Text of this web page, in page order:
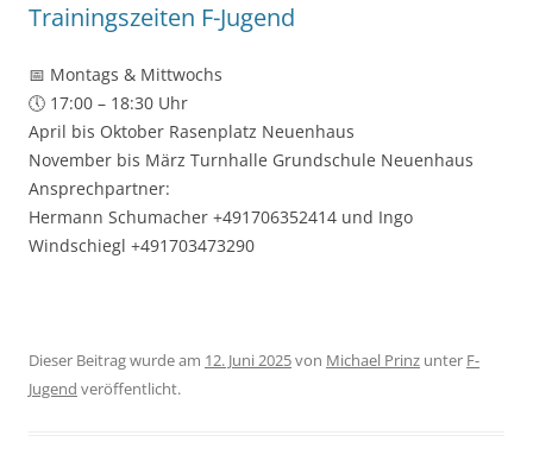
Trainingszeiten F-Jugend
📅 Montags & Mittwochs
🕔 17:00 – 18:30 Uhr
April bis Oktober Rasenplatz Neuenhaus
November bis März Turnhalle Grundschule Neuenhaus
Ansprechpartner:
Hermann Schumacher +491706352414 und Ingo
Windschiegl +491703473290
Dieser Beitrag wurde am 12. Juni 2025von Michael Prinz unter F-
Jugend veröffentlicht.